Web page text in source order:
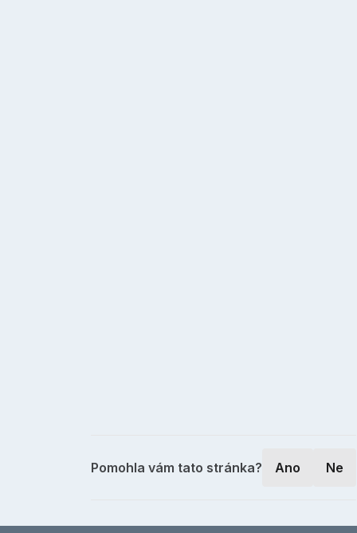
Pomohla vám tato stránka? Ano Ne